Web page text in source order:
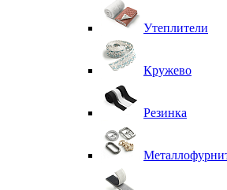
Утеплители
Кружево
Резинка